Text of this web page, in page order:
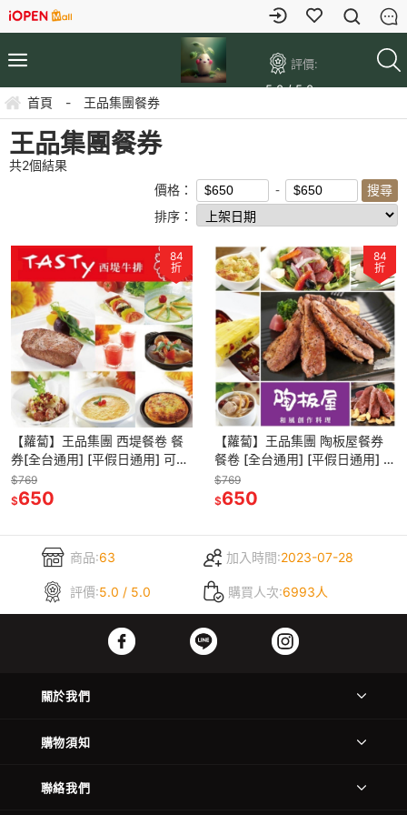
評價:
5.0 / 5.0
首頁 - 王品集團餐券
王品集團餐券
共2個結果
價格：
排序：
84
折
【蘿蔔】王品集團 西堤餐卷 餐
券[全台通用] [平假日通用] 可開
發票
$769
$650
84
折
【蘿蔔】王品集團 陶板屋餐券
餐卷 [全台通用] [平假日通用] 可
開發票
$769
$650
商品:63 加入時間:2023-07-28
評價:5.0 / 5.0 購買人次:6993人
關於我們
購物須知
聯絡我們